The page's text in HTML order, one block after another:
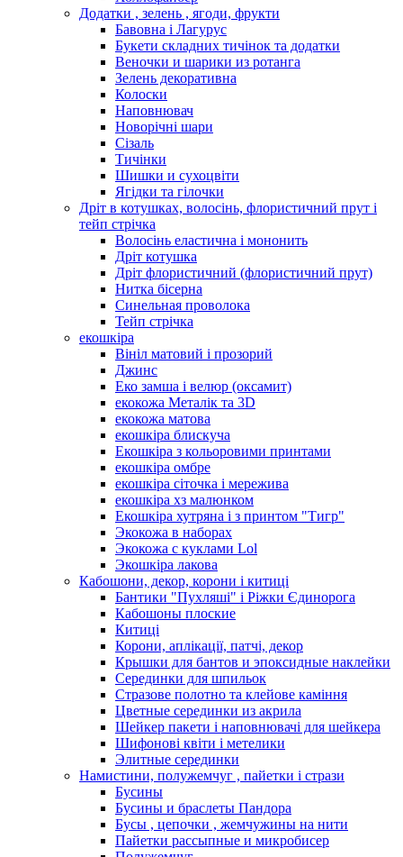
Додатки , зелень , ягоди, фрукти
Бавовна і Лагурус
Букети складних тичінок та додатки
Веночки и шарики из ротанга
Зелень декоративна
Колоски
Наповнювач
Новорічні шари
Сізаль
Тичінки
Шишки и сухоцвіти
Ягідки та гілочки
Дріт в котушках, волосінь, флористичний прут і
тейп стрічка
Волосінь еластична і мононить
Дріт котушка
Дріт флористичний (флористичний прут)
Нитка бісерна
Синельная проволока
Тейп стрічка
екошкіра
Вініл матовий і прозорий
Джинс
Еко замша і велюр (оксамит)
екокожа Металік та 3D
екокожа матова
екошкіра блискуча
Екошкіра з кольоровими принтами
екошкіра омбре
екошкіра сіточка і мережива
екошкіра хз малюнком
Екошкіра хутряна і з принтом "Тигр"
Экокожа в наборах
Экокожа с куклами Lol
Экошкiра лакова
Кабошони, декор, корони і китиці
Бантики "Пухляші" і Ріжки Єдинорога
Кабошоны плоские
Китиці
Корони, аплікації, патчі, декор
Крышки для бантов и эпоксидные наклейки
Серединки для шпильок
Стразове полотно та клейове каміння
Цветные серединки из акрила
Шейкер пакети і наповнювачі для шейкера
Шифонові квіти і метелики
Элитные серединки
Намистини, полужемчуг , пайетки і стрази
Бусины
Бусины и браслеты Пандора
Бусы , цепочки , жемчужины на нити
Пайетки рассыпные и микробисер